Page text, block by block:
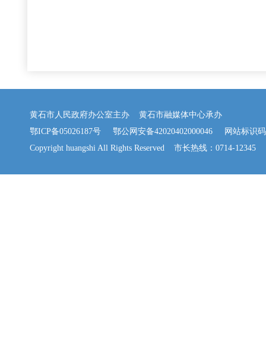
黄石市人民政府办公室主办 黄石市融媒体中心承办
鄂ICP备05026187号
鄂公网安备42020402000046 网站标识码
Copyright huangshi All Rights Reserved 市长热线：0714-12345